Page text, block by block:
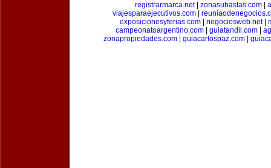
registrarmarca.net| zonasubastas.com|
viajesparaejecutivos.com|
exposicionesyferias.com
negociosweb.net|
campeonatoargentino.com| guiatandil.com|
zonapropiedades.com
guiacarlospaz.com